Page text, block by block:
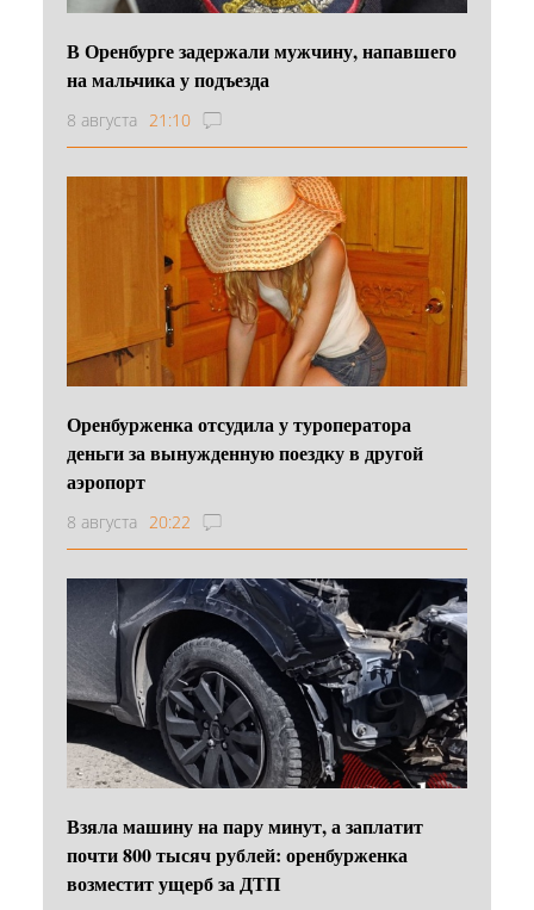
В Оренбурге задержали мужчину, напавшего
на мальчика у подъезда
8 августа 21:10
Оренбурженка отсудила у туроператора
деньги за вынужденную поездку в другой
аэропорт
8 августа 20:22
Взяла машину на пару минут, а заплатит
почти 800 тысяч рублей: оренбурженка
возместит ущерб за ДТП